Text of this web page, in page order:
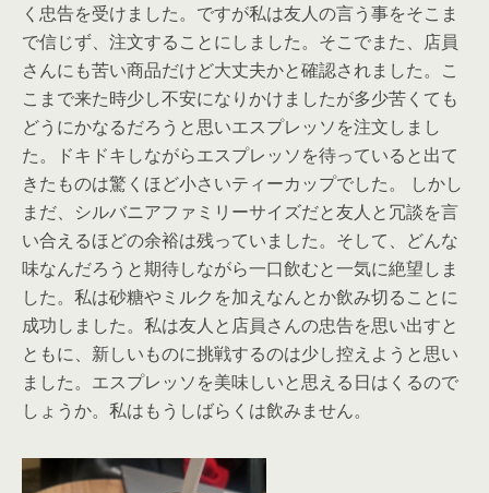
く忠告を受けました。ですが私は友人の言う事をそこま
で信じず、注文することにしました。そこでまた、店員
さんにも苦い商品だけど大丈夫かと確認されました。こ
こまで来た時少し不安になりかけましたが多少苦くても
どうにかなるだろうと思いエスプレッソを注文しまし
た。ドキドキしながらエスプレッソを待っていると出て
きたものは驚くほど小さいティーカップでした。 しかし
まだ、シルバニアファミリーサイズだと友人と冗談を言
い合えるほどの余裕は残っていました。そして、どんな
味なんだろうと期待しながら一口飲むと一気に絶望しま
した。私は砂糖やミルクを加えなんとか飲み切ることに
成功しました。私は友人と店員さんの忠告を思い出すと
ともに、新しいものに挑戦するのは少し控えようと思い
ました。エスプレッソを美味しいと思える日はくるので
しょうか。私はもうしばらくは飲みません。